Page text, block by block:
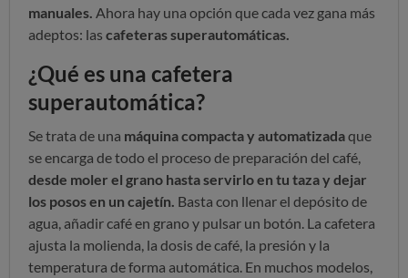
manuales. Ahora hay una opción que cada vez gana más
adeptos: las cafeteras superautomáticas.
¿Qué es una cafetera
superautomática?
Se trata de una máquina compacta y automatizadaque
se encarga de todo el proceso de preparación del café,
desde moler el grano hasta servirlo en tu taza y dejar
los posos en un cajetín. Basta con llenar el depósito de
agua, añadir café en grano y pulsar un botón. La cafetera
ajusta la molienda, la dosis de café, la presión y la
temperatura de forma automática. En muchos modelos,